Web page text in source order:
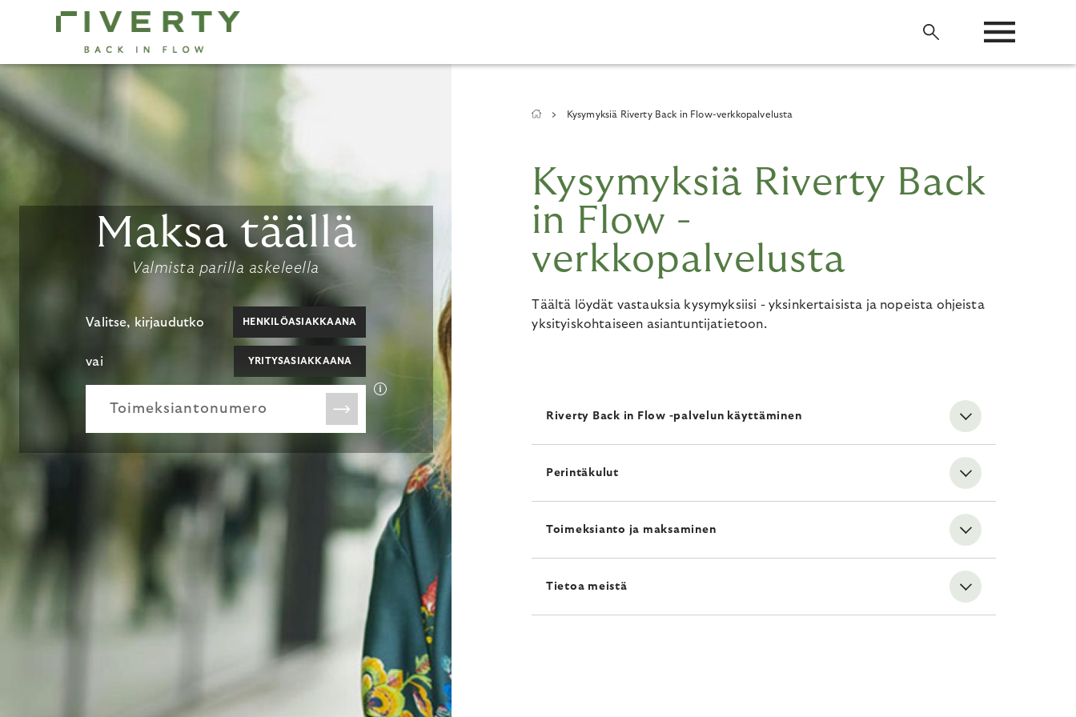
content
Maksa täällä
Valmista parilla askeleella
Valitse, kirjaudutko HENKILÖASIAKKAANA
vai YRITYSASIAKKAANA
Toimeksiantonumero
Breadcrumb
Kysymyksiä Riverty Back in Flow-verkkopalvelusta
Kysymyksiä Riverty Back
in Flow -
verkkopalvelusta
Täältä löydät vastauksia kysymyksiisi - yksinkertaisista ja nopeista ohjeista
yksityiskohtaiseen asiantuntijatietoon.
Riverty Back in Flow -palvelun käyttäminen
Perintäkulut
Toimeksianto ja maksaminen
Tietoa meistä